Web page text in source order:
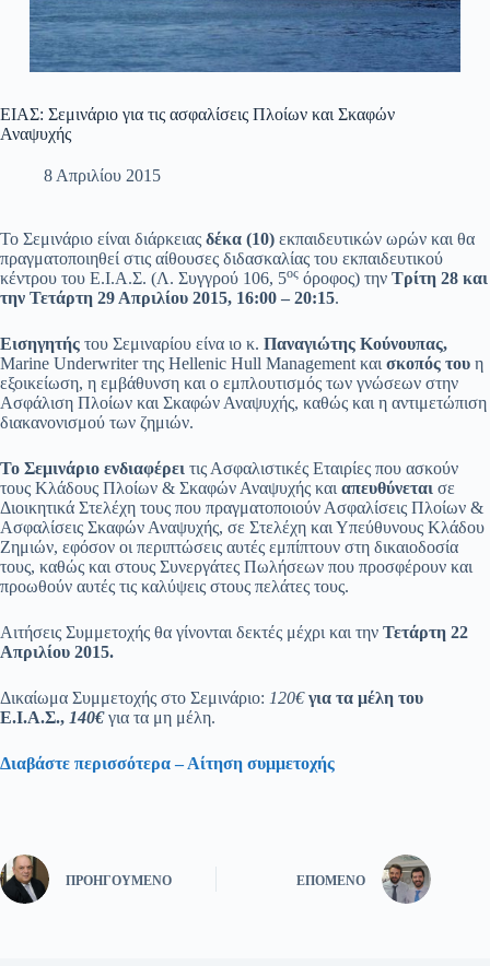
ΕΙΑΣ: Σεμινάριο για τις ασφαλίσεις Πλοίων και Σκαφών
Αναψυχής
8 Απριλίου 2015
Το Σεμινάριο είναι διάρκειας δέκα (10) εκπαιδευτικών ωρών και θα
πραγματοποιηθεί στις αίθουσες διδασκαλίας του εκπαιδευτικού
κέντρου του Ε.Ι.Α.Σ. (Λ. Συγγρού 106, 5ος όροφος) την Τρίτη 28 και
την Τετάρτη 29 Απριλίου 2015, 16:00 – 20:15.
Εισηγητής του Σεμιναρίου είνα ιο κ. Παναγιώτης Κούνουπας,
Marine Underwriter της Hellenic Hull Management και σκοπός του η
εξοικείωση, η εμβάθυνση και ο εμπλουτισμός των γνώσεων στην
Ασφάλιση Πλοίων και Σκαφών Αναψυχής, καθώς και η αντιμετώπιση
διακανονισμού των ζημιών.
Το Σεμινάριο ενδιαφέρει τις Ασφαλιστικές Εταιρίες που ασκούν
τους Κλάδους Πλοίων & Σκαφών Αναψυχής και απευθύνεται σε
Διοικητικά Στελέχη τους που πραγματοποιούν Ασφαλίσεις Πλοίων &
Ασφαλίσεις Σκαφών Αναψυχής, σε Στελέχη και Υπεύθυνους Κλάδου
Ζημιών, εφόσον οι περιπτώσεις αυτές εμπίπτουν στη δικαιοδοσία
τους, καθώς και στους Συνεργάτες Πωλήσεων που προσφέρουν και
προωθούν αυτές τις καλύψεις στους πελάτες τους.
Αιτήσεις Συμμετοχής θα γίνονται δεκτές μέχρι και την Τετάρτη 22
Απριλίου 2015.
Δικαίωμα Συμμετοχής στο Σεμινάριο: 120€για τα μέλη του
Ε.Ι.Α.Σ., 140€για τα μη μέλη.
Διαβάστε περισσότερα – Αίτηση συμμετοχής
ΠΡΟΗΓΟΎΜΕΝΟ ΕΠΌΜΕΝΟ